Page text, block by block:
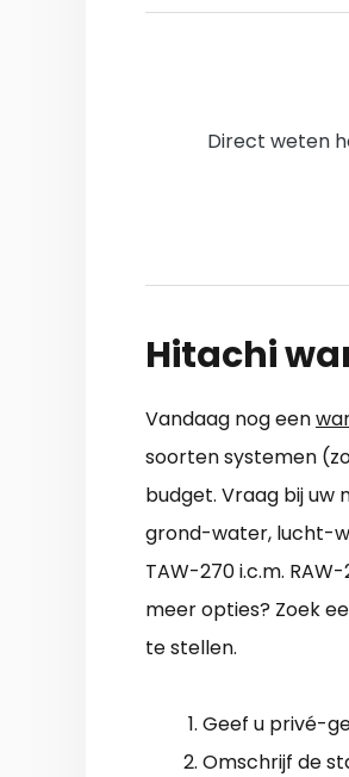
Direct weten
Hitachi
Vandaag nog een
soorten systemen
budget. Vraag bij uw
grond-water, lucht-
TAW-270 i.c.m.
meer opties? Zoek
te stellen.
Geef u privé-
Omschrijf de